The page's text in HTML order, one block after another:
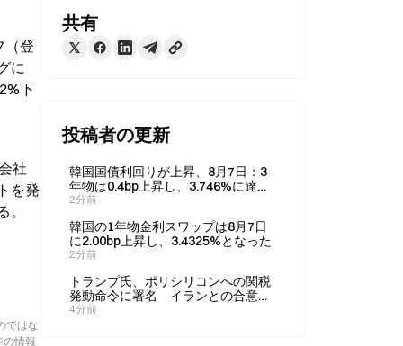
（登
に
下
社
を発
ではな
の情報
共有
投稿者の更新
韓国国債利回りが上昇、8月7日：3
年物は0.4bp上昇し、3.746%に達す
る
2分前
韓国の1年物金利スワップは8月7日
に2.00bp上昇し、3.4325%となった
2分前
トランプ氏、ポリシリコンへの関税
発動命令に署名 イランとの合意が
近いと示唆
4分前